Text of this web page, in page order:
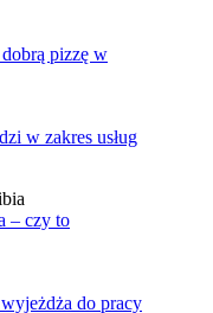
pizzę w
w zakres usług
– czy to
do pracy